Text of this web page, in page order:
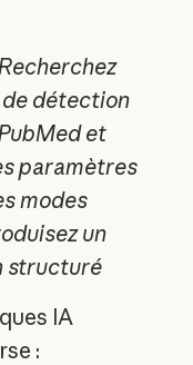
Recherchez
détection
et
paramètres
modes
un
structuré
IA
: